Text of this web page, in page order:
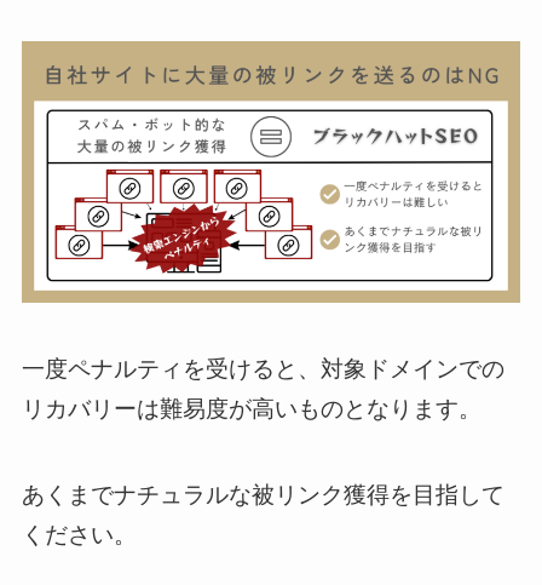
一度ペナルティを受けると、対象ドメインでの
リカバリーは難易度が高いものとなります。
あくまでナチュラルな被リンク獲得を目指して
ください。